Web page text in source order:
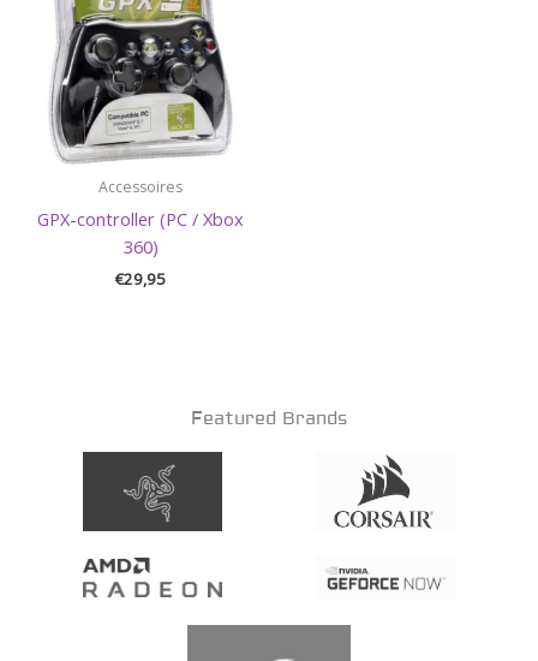
Accessoires
GPX-controller (PC / Xbox
360)
€29,95
Featured Brands